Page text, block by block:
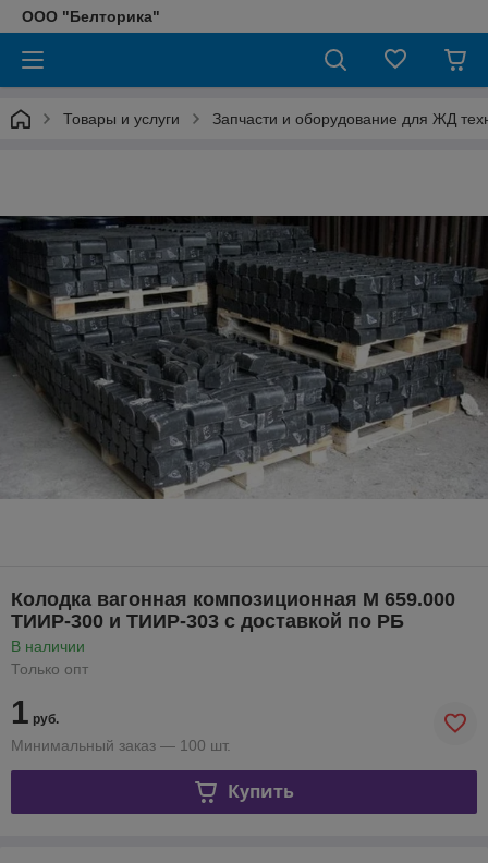
ООО "Белторика"
Товары и услуги Запчасти и оборудование для ЖД
Колодка вагонная композиционная М 659.000
ТИИР-300 и ТИИР-303 с доставкой по РБ
В наличии
Только опт
1 руб.
Минимальный заказ — 100 шт.
Купить